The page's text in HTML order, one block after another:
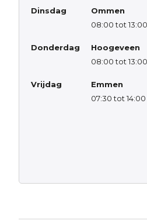
Dinsdag
Ommen
08:00 tot 13:00
Donderdag
Hoogeveen
08:00 tot 13:00
Vrijdag
Emmen
07:30 tot 14:00